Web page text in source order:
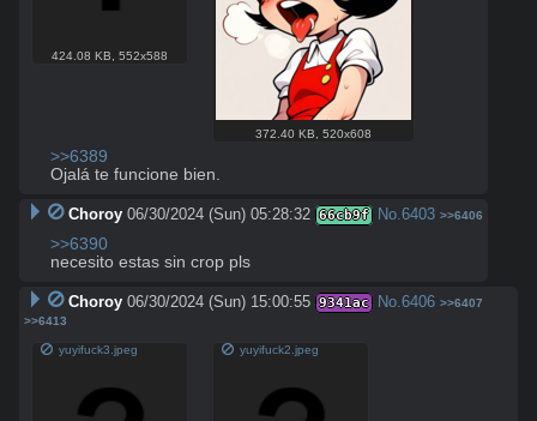
424.08 KB,552x588
372.40 KB, 520x608
>>6389
Ojalá te funcione bien.
Choroy 06/30/2024 (Sun) 05:28:32 66cb9f No. 6403 >>6406
>>6390
necesito estas sin crop pls
Choroy 06/30/2024 (Sun) 15:00:55 9341ac No. 6406 >>6407
>>6413
yuyifuck3.jpeg yuyifuck2.jpeg